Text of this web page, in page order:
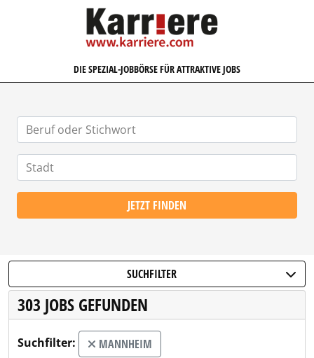
KARRIERE.COM
DIE SPEZIAL-JOBBÖRSE FÜR ATTRAKTIVE JOBS
JETZT FINDEN
SUCHFILTER
303 JOBS GEFUNDEN
Suchfilter: MANNHEIM